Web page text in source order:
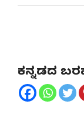
ಕನ್ನಡದ